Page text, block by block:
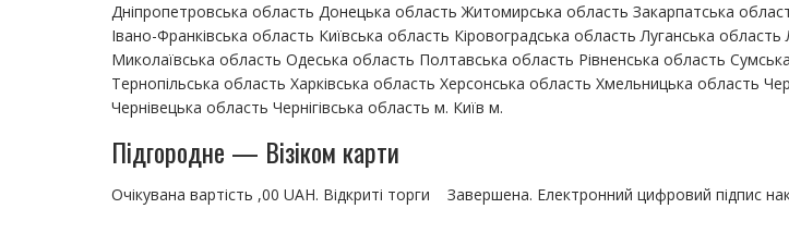
Дніпропетровська область Донецька область Житомирська область Закарпатська
Івано-Франківська область Київська область Кіровоградська область Луганська область
Миколаївська область Одеська область Полтавська область Рівненська область
Тернопільська область Харківська область Херсонська область Хмельницька область
Чернівецька область Чернігівська область м. Київ м.
Підгородне — Візіком карти
Очікувана вартість ,00 UAH. Відкриті торги Завершена. Електронний цифровий підпис